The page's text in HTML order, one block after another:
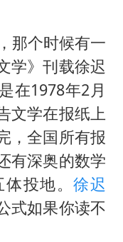
那个时候有一
学》刊载徐迟
在1978年2月
文学在报纸上
，全国所有报
有深奥的数学
体投地。徐迟
式如果你读不